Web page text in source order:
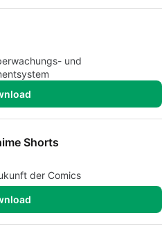
und
Shorts
der Comics